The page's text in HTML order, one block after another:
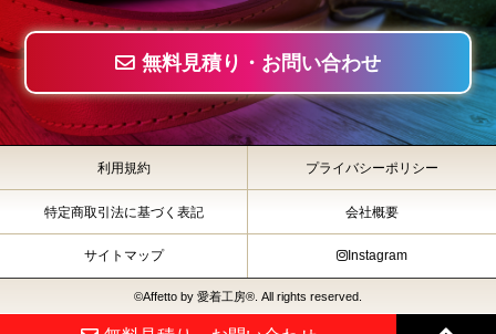
無料見積り・お問い合わせ
利用規約 プライバシーポリシー
特定商取引法に基づく表記 会社概要
サイトマップ Instagram
©Affetto by 愛着工房®. All rights reserved.